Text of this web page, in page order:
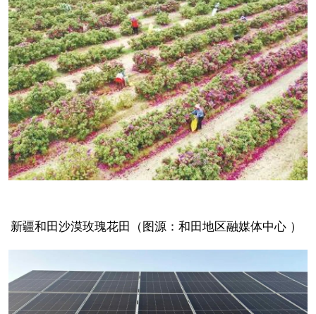
新疆和田沙漠玫瑰花田（图源：和田地区融媒体中心 ）